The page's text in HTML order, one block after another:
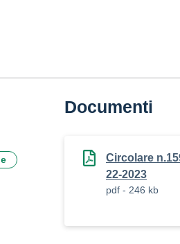
Documenti
Circolare
22-2023
pdf - 246 kb